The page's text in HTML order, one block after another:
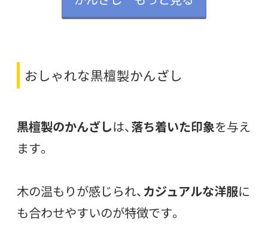
おしゃれな黒檀製かんざし
黒檀製のかんざしは、 落ち着いた印象を与え
ます。
木の温もりが感じられ、 カジュアルな洋服に
も合わせやすいのが特徴です。